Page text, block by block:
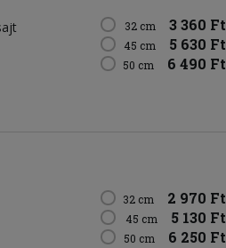
32 cm 3 360 Ft
45 cm 5 630 Ft
50 cm 6 490 Ft
32 cm 2 970 Ft
45 cm 5 130 Ft
50 cm 6 250 Ft